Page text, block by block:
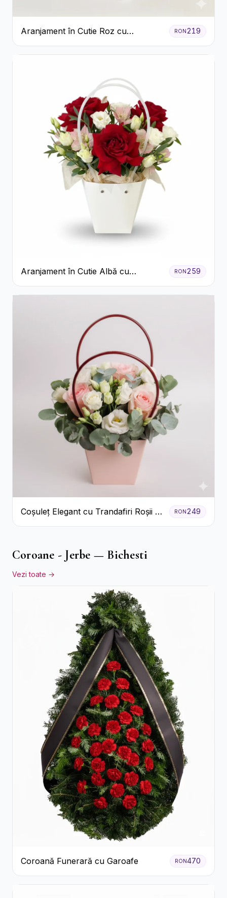
Aranjament în Cutie Roz cu
Crizanteme Albe și Lila
RON219
Aranjament în Cutie Albă cu
Trandafiri Roșii și Lisianthus
RON259
Coșuleț Elegant cu Trandafiri Roșii și
Lisianthus Alb
RON249
Coroane - Jerbe — Bichesti
Vezi toate →
Coroană Funerară cu Garoafe RON470